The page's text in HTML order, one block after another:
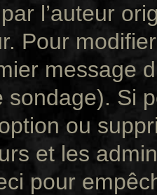
l’auteur
Pour
message
Si
ou
et les
pour